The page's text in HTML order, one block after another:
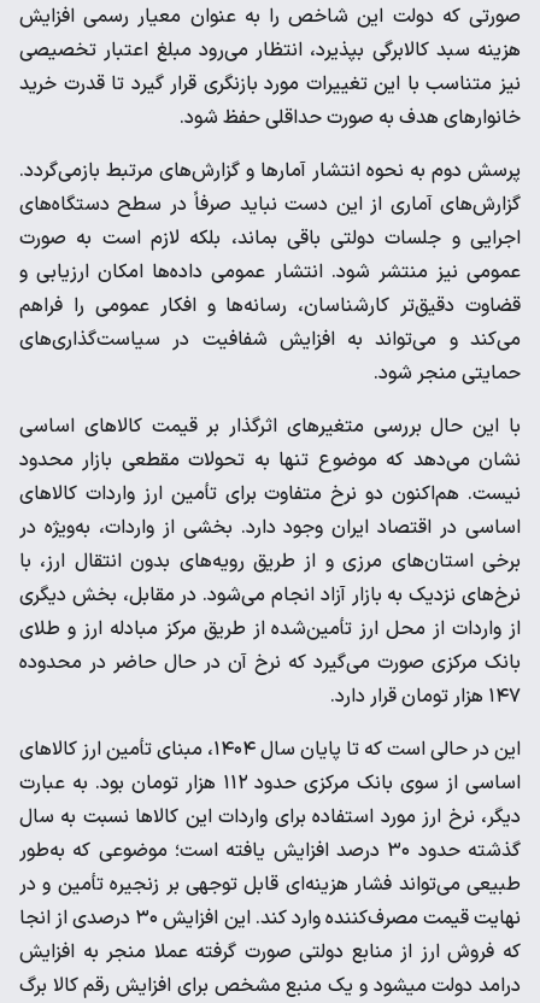
صورتی که دولت این شاخص را به عنوان معیار رسمی افزایش
هزینه سبد کالابرگی بپذیرد، انتظار می‌رود مبلغ اعتبار تخصیصی
نیز متناسب با این تغییرات مورد بازنگری قرار گیرد تا قدرت خرید
خانوارهای هدف به صورت حداقلی حفظ شود.
پرسش دوم به نحوه انتشار آمارها و گزارش‌های مرتبط بازمی‌گردد.
گزارش‌های آماری از این دست نباید صرفاً در سطح دستگاه‌های
اجرایی و جلسات دولتی باقی بماند، بلکه لازم است به صورت
عمومی نیز منتشر شود. انتشار عمومی داده‌ها امکان ارزیابی و
قضاوت دقیق‌تر کارشناسان، رسانه‌ها و افکار عمومی را فراهم
می‌کند و می‌تواند به افزایش شفافیت در سیاست‌گذاری‌های
حمایتی منجر شود.
با این حال بررسی متغیرهای اثرگذار بر قیمت کالاهای اساسی
نشان می‌دهد که موضوع تنها به تحولات مقطعی بازار محدود
نیست. هم‌اکنون دو نرخ متفاوت برای تأمین ارز واردات کالاهای
اساسی در اقتصاد ایران وجود دارد. بخشی از واردات، به‌ویژه در
برخی استان‌های مرزی و از طریق رویه‌های بدون انتقال ارز، با
نرخ‌های نزدیک به بازار آزاد انجام می‌شود. در مقابل، بخش دیگری
از واردات از محل ارز تأمین‌شده از طریق مرکز مبادله ارز و طلای
بانک مرکزی صورت می‌گیرد که نرخ آن در حال حاضر در محدوده
۱۴۷ هزار تومان قرار دارد.
این در حالی است که تا پایان سال ۱۴۰۴، مبنای تأمین ارز کالاهای
اساسی از سوی بانک مرکزی حدود ۱۱۲ هزار تومان بود. به عبارت
دیگر، نرخ ارز مورد استفاده برای واردات این کالاها نسبت به سال
گذشته حدود ۳۰ درصد افزایش یافته است؛ موضوعی که به‌طور
طبیعی می‌تواند فشار هزینه‌ای قابل توجهی بر زنجیره تأمین و در
نهایت قیمت مصرف‌کننده وارد کند. این افزایش ۳۰ درصدی از انجا
که فروش ارز از منابع دولتی صورت گرفته عملا منجر به افزایش
درامد دولت میشود و یک منبع مشخص برای افزایش رقم کالا برگ